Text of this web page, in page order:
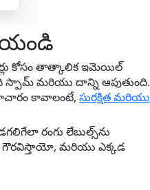
కోసం తాత్కాలిక ఇమెయిల్
స్పామ్ మరియు దాన్ని ఆపుతుంది.
కావాలంటే, సురక్షిత మరియు
రంగు లేబుల్స్‌ను
గౌరవిస్తాయో, మరియు ఎక్కడ